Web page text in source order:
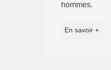
hommes.
En savoir +